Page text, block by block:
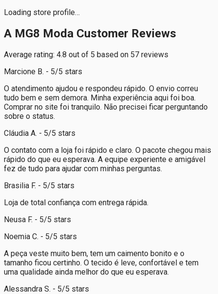
Loading store profile…
A MG8 Moda Customer Reviews
Average rating: 4.8 out of 5 based on 57 reviews
Marcione B. - 5/5 stars
O atendimento ajudou e respondeu rápido. O envio correu
tudo bem e sem demora. Minha experiência aqui foi boa.
Comprar no site foi tranquilo. Não precisei ficar perguntando
sobre o status.
Cláudia A. - 5/5 stars
O contato com a loja foi rápido e claro. O pacote chegou mais
rápido do que eu esperava. A equipe experiente e amigável
fez de tudo para ajudar com minhas perguntas.
Brasilia F. - 5/5 stars
Loja de total confiança com entrega rápida.
Neusa F. - 5/5 stars
Noemia C. - 5/5 stars
A peça veste muito bem, tem um caimento bonito e o
tamanho ficou certinho. O tecido é leve, confortável e tem
uma qualidade ainda melhor do que eu esperava.
Alessandra S. - 5/5 stars